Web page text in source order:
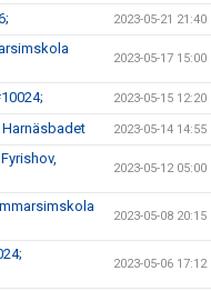
2023-05-21 21:40
2023-05-17 15:00
2023-05-15 12:20
2023-05-14 14:55
2023-05-12 05:00
2023-05-08 20:15
2023-05-06 17:12